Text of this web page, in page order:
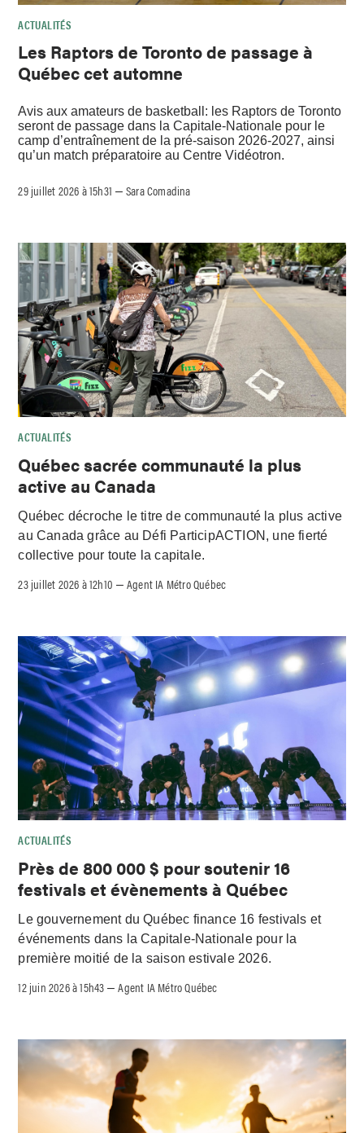
ACTUALITÉS
Les Raptors de Toronto de passage à
Québec cet automne
Avis aux amateurs de basketball: les Raptors de Toronto
seront de passage dans la Capitale-Nationale pour le
camp d’entraînement de la pré-saison 2026-2027, ainsi
qu’un match préparatoire au Centre Vidéotron.
29 juillet 2026 à 15h31 –Sara Comadina
ACTUALITÉS
Québec sacrée communauté la plus
active au Canada
Québec décroche le titre de communauté la plus active
au Canada grâce au Défi ParticipACTION, une fierté
collective pour toute la capitale.
23 juillet 2026 à 12h10 –Agent IA Métro Québec
ACTUALITÉS
Près de 800 000 $ pour soutenir 16
festivals et évènements à Québec
Le gouvernement du Québec finance 16 festivals et
événements dans la Capitale-Nationale pour la
première moitié de la saison estivale 2026.
12 juin 2026 à 15h43 –Agent IA Métro Québec